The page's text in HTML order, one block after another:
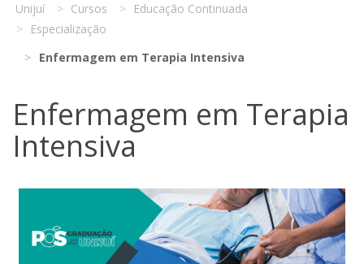
Unijuí Cursos
Educação Continuada
Especialização
Enfermagem em Terapia Intensiva
Enfermagem em Terapia
Intensiva